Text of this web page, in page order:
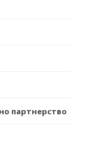
партнерство